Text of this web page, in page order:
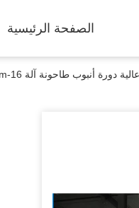
الصفحة الرئيسية